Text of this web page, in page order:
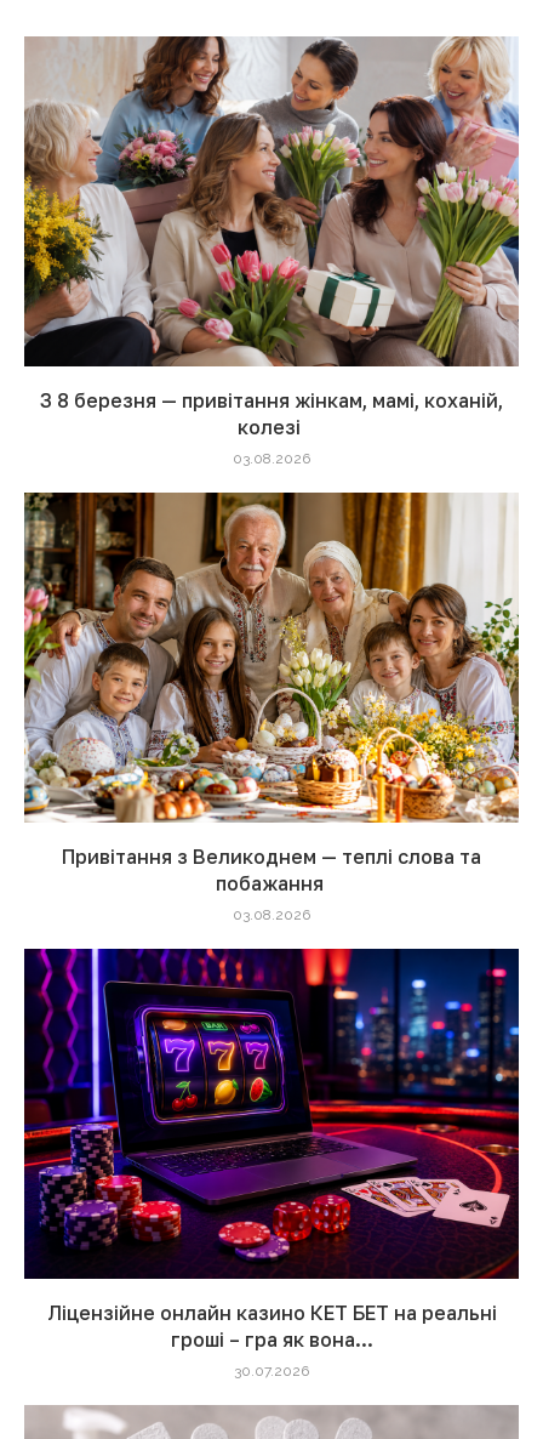
З 8 березня — привітання жінкам, мамі, коханій,
колезі
03.08.2026
Привітання з Великоднем — теплі слова та
побажання
03.08.2026
Ліцензійне онлайн казино КЕТ БЕТ на реальні
гроші – гра як вона...
30.07.2026